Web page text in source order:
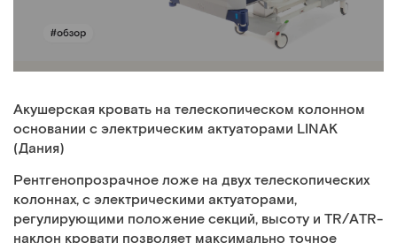
Акушерская кровать на телескопическом колонном
основании с электрическим актуаторами LINAK
(Дания)
Рентгенопрозрачное ложе на двух телескопических
колоннах, с электрическими актуаторами,
регулирующими положение секций, высоту и TR/ATR-
наклон кровати позволяет максимально точное